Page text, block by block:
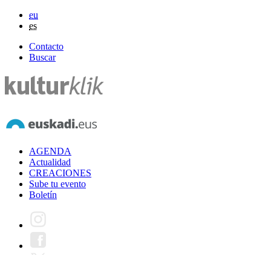
eu
es
Contacto
Buscar
AGENDA
Actualidad
CREACIONES
Sube tu evento
Boletín